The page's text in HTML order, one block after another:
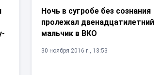
Ночь в сугробе без сознания
пролежал двенадцатилетний
мальчик в ВКО
30 ноября 2016 г., 13:53